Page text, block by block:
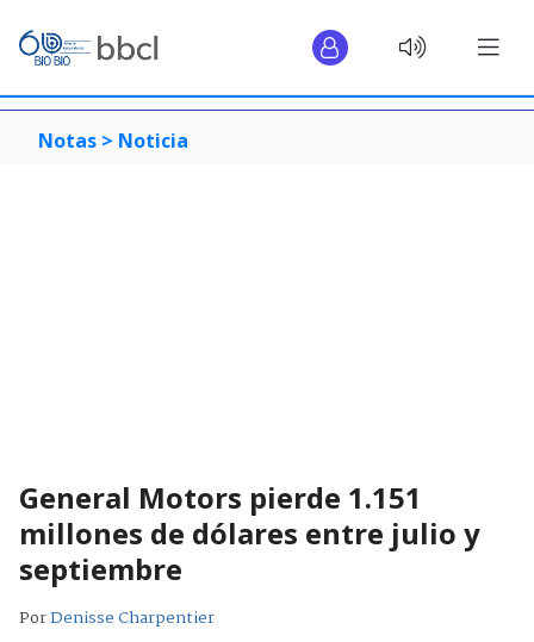
Notas > Noticia
General Motors pierde 1.151
millones de dólares entre julio y
septiembre
PorDenisse Charpentier